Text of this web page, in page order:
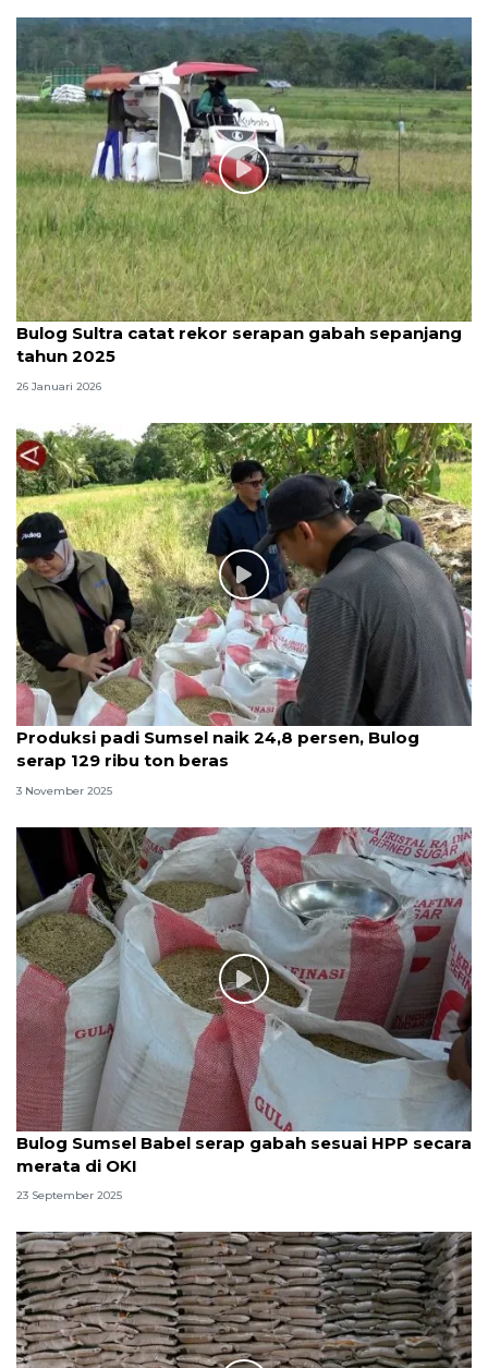
Bulog Sultra catat rekor serapan gabah sepanjang
tahun 2025
26 Januari 2026
Produksi padi Sumsel naik 24,8 persen, Bulog
serap 129 ribu ton beras
3 November 2025
Bulog Sumsel Babel serap gabah sesuai HPP secara
merata di OKI
23 September 2025